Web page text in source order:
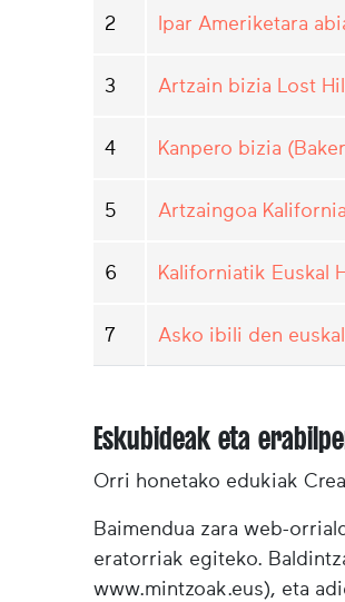
2 Ipar Ameriketara
3 Artzain bizia Lost
4 Kanpero bizia
5 Artzaingoa
6 Kaliforniatik Euskal
7 Asko ibili den
Eskubideak eta
Orri honetako edukiak
Baimendua zara web-
eratorriak egiteko.
www.mintzoak.eus), eta